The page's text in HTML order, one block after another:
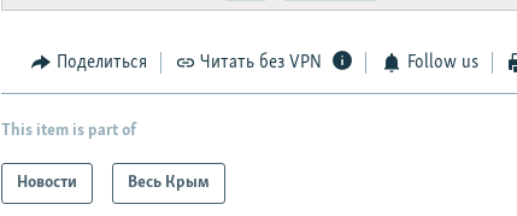
Поделиться Читать без VPN Follow us
This item is part of
Новости Весь Крым